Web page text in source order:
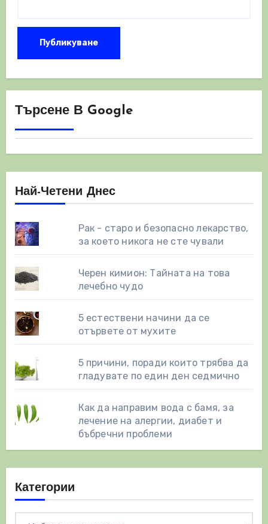
Търсене В Google
Най-Четени Днес
Рак - старо и безопасно лекарство,
за което никога не сте чували
Черен кимион: Тайната на това
лечебно чудо
5 естествени начини да се
отървете от мухите
5 причини, поради които трябва да
гладувате по един ден седмично
Как да направим вода с бамя, за
лечение на алергии, диабет и
бъбречни проблеми
Категории